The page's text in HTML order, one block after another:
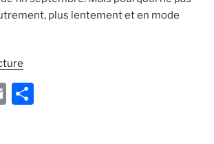
plus lentement et en mode
ET
E